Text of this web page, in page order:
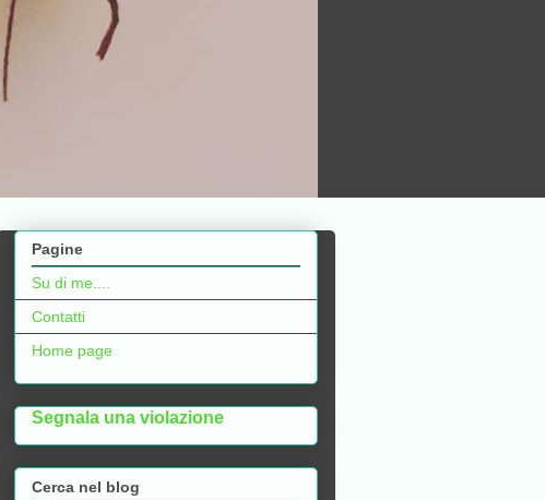
Pagine
Su di me....
Contatti
Home page
Segnala una violazione
Cerca nel blog